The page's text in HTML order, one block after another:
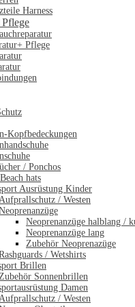
Harness
Pflege
Kopfbedeckungen
/ Ponchos
hats
Ausrüstung Kinder
/ Westen
Neoprenanzüge halblang /
Neoprenanzüge lang
Zubehör Neoprenazüge
/ Wetshirts
Brillen
Sonnenbrillen
Damen
/ Westen